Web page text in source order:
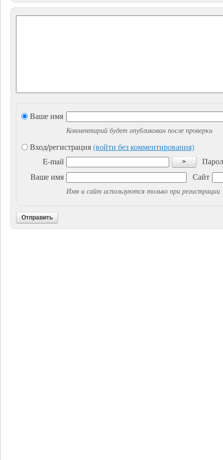
Ваше имя
Комментарий будет опубликован после проверки
Вход/регистрация(войти без комментирования)
E-mail
>
Ваше имя
Сайт
Имя и сайт используются только при регистрации
Отправить